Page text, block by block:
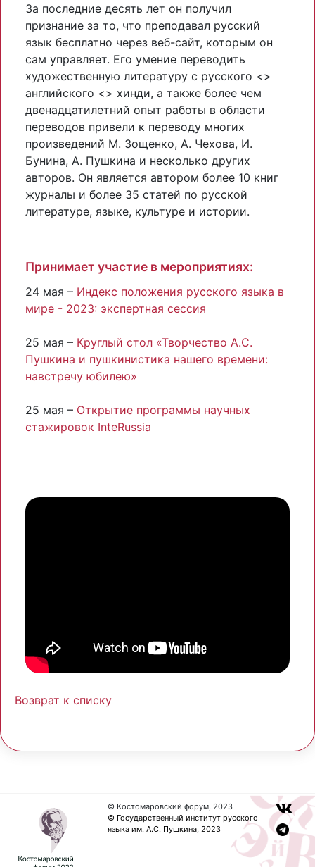
За последние десять лет он получил
признание за то, что преподавал русский
язык бесплатно через веб-сайт, которым он
сам управляет. Его умение переводить
художественную литературу с русского <>
английского <> хинди, а также более чем
двенадцатилетний опыт работы в области
переводов привели к переводу многих
произведений М. Зощенко, А. Чехова, И.
Бунина, А. Пушкина и несколько других
авторов. Он является автором более 10 книг
журналы и более 35 статей по русской
литературе, языке, культуре и истории.
Принимает участие в мероприятиях:
24 мая – Индекс положения русского языка в
мире - 2023: экспертная сессия
25 мая – Круглый стол «Творчество А.С.
Пушкина и пушкинистика нашего времени:
навстречу юбилею»
25 мая – Открытие программы научных
стажировок InteRussiа
Возврат к списку
© Костомаровский форум, 2023
© Государственный институт русского
языка им. А.С. Пушкина, 2023